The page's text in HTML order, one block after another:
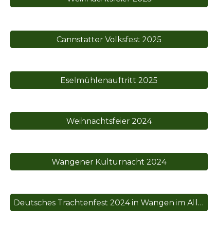
Cannstatter Volksfest 2025
Eselmühlenauftritt 2025
Weihnachtsfeier 2024
Wangener Kulturnacht 2024
Deutsches Trachtenfest 2024 in Wangen im Allgäu